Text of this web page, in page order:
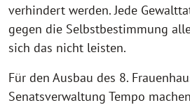
verhindert werden. Jede
gegen die Selbstbestimmung
sich das nicht leisten.
Für den Ausbau des 8.
Senatsverwaltung Tempo